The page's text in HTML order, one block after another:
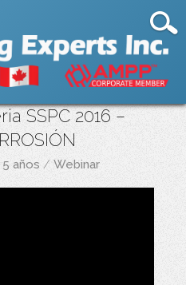
SSPC 2016 –
5 años / Webinar